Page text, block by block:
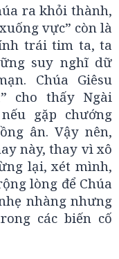
ra khỏi thành,
vực” còn là
trái tim ta, ta
suy nghĩ dữ
Chúa Giêsu
cho thấy Ngài
gặp chướng
ân. Vậy nên,
này, thay vì xô
lại, xét mình,
lòng để Chúa
nhàng nhưng
các biến cố